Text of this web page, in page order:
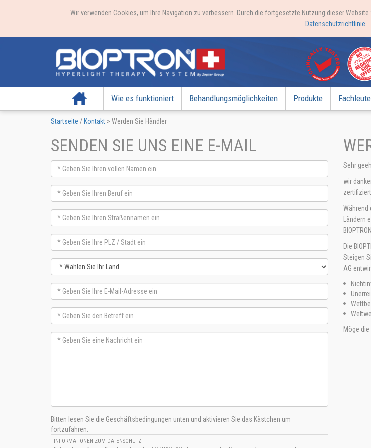
Wir verwenden Cookies, um Ihre Navigation zu verbessern. Durch die fortgesetzte Nutzung dieser
Datenschutzrichtlinie
Startseite Wie es funktioniert Behandlungsmöglichkeiten Produkte Fachleute
Startseite / Kontakt > Werden Sie Händler
SENDEN SIE UNS EINE E-MAIL
Bitten lesen Sie die Geschäftsbedingungen unten und aktivieren Sie das Kästchen um
fortzufahren.
INFORMATIONEN ZUM DATENSCHUTZ
Sehr
wir
Während
Die
Steigen
AG
Möge